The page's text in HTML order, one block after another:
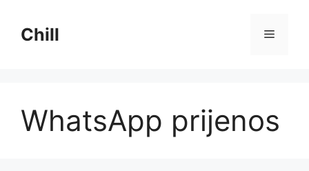
sadržajChill
WhatsApp prijenos